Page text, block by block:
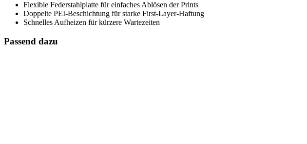
Flexible Federstahlplatte für einfaches Ablösen der Prints
Doppelte PEI-Beschichtung für starke First-Layer-Haftung
Schnelles Aufheizen für kürzere Wartezeiten
Passend dazu